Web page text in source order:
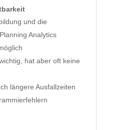
und die
Analytics
hat aber oft keine
längere Ausfallzeiten